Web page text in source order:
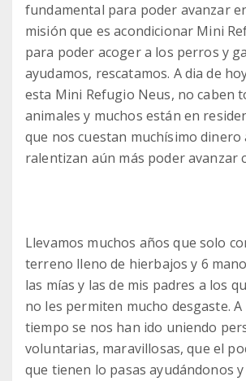
fundamental para poder avanzar
misión que es acondicionar Mini
para poder acoger a los perros y
ayudamos, rescatamos. A dia de
esta Mini Refugio Neus, no caben
animales y muchos están en
que nos cuestan muchísimo dinero
ralentizan aún más poder avanzar
Llevamos muchos años que solo
terreno lleno de hierbajos y 6
las mías y las de mis padres a los
no les permiten mucho desgaste.
tiempo se nos han ido uniendo
voluntarias, maravillosas, que el
que tienen lo pasas ayudándonos